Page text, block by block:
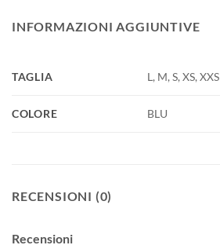
INFORMAZIONI AGGIUNTIVE
TAGLIA L, M, S, XS, XXS
COLORE BLU
RECENSIONI (0)
Recensioni